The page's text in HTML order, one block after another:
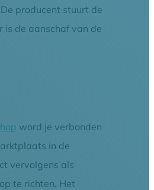
producent stuurt de
de aanschaf van de
word je verbonden
in de
vervolgens als
te richten. Het